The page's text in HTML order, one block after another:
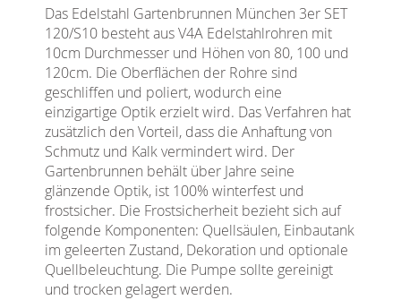
Das Edelstahl Gartenbrunnen München 3er SET
120/S10 besteht aus V4A Edelstahlrohren mit
10cm Durchmesser und Höhen von 80, 100 und
120cm. Die Oberflächen der Rohre sind
geschliffen und poliert, wodurch eine
einzigartige Optik erzielt wird. Das Verfahren hat
zusätzlich den Vorteil, dass die Anhaftung von
Schmutz und Kalk vermindert wird. Der
Gartenbrunnen behält über Jahre seine
glänzende Optik, ist 100% winterfest und
frostsicher. Die Frostsicherheit bezieht sich auf
folgende Komponenten: Quellsäulen, Einbautank
im geleerten Zustand, Dekoration und optionale
Quellbeleuchtung. Die Pumpe sollte gereinigt
und trocken gelagert werden.